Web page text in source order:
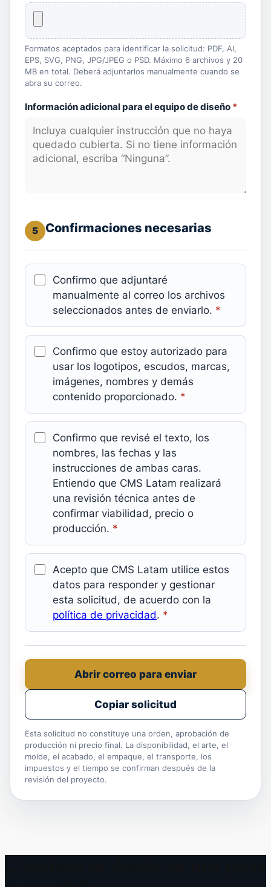
Formatos aceptados para identificar la solicitud: PDF, AI,
EPS, SVG, PNG, JPG/JPEG o PSD. Máximo 6 archivos y 20
MB en total. Deberá adjuntarlos manualmente cuando se
abra su correo.
Información adicional para el equipo de diseño *
5 Confirmaciones necesarias
Confirmo que adjuntaré
manualmente al correo los archivos
seleccionados antes de enviarlo. *
Confirmo que estoy autorizado para
usar los logotipos, escudos, marcas,
imágenes, nombres y demás
contenido proporcionado. *
Confirmo que revisé el texto, los
nombres, las fechas y las
instrucciones de ambas caras.
Entiendo que CMS Latam realizará
una revisión técnica antes de
confirmar viabilidad, precio o
producción. *
Acepto que CMS Latam utilice estos
datos para responder y gestionar
esta solicitud, de acuerdo con la
política de privacidad. *
Abrir correo para enviar
Copiar solicitud
Esta solicitud no constituye una orden, aprobación de
producción ni precio final. La disponibilidad, el arte, el
molde, el acabado, el empaque, el transporte, los
impuestos y el tiempo se confirman después de la
revisión del proyecto.